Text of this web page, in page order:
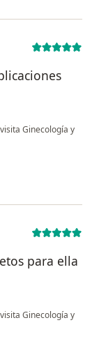
Ginecología y
para ella
Ginecología y